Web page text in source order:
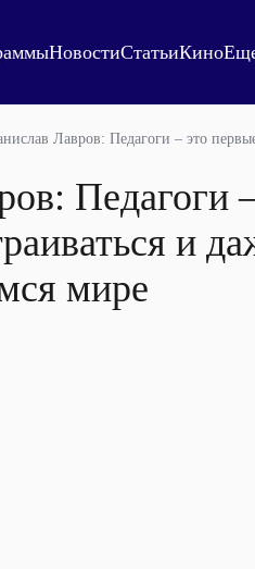
НовостиСтатьиКино
Лавров: Педагоги – это
Педагоги
и
мире